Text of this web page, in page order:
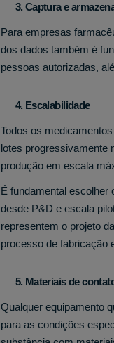
3. Captura e
Para empresas
dos dados também é
pessoas autorizadas,
4. Escalabilidade
Todos os
lotes progressivamente
produção em escala
É fundamental escolher
desde P&D e escala
representem o projeto
processo de fabricação
5. Materiais de
Qualquer equipamento
para as condições